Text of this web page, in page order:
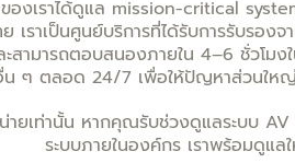
งเราได้ดูแล mission-critical
ย เราเป็นศูนย์บริการที่ได้รับการรับร
สามารถตอบสนองภายใน 4–6 ชั่วโม
ๆ ตลอด 24/7 เพื่อให้ปัญหาส่วนใหญ่
หน่ายเท่านั้น หากคุณรับช่วงดูแลระบบ
ระบบภายในองค์กร เราพร้อมดูแล